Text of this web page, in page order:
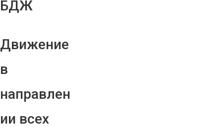
БДЖ
Движение
в
направлен
ии всех